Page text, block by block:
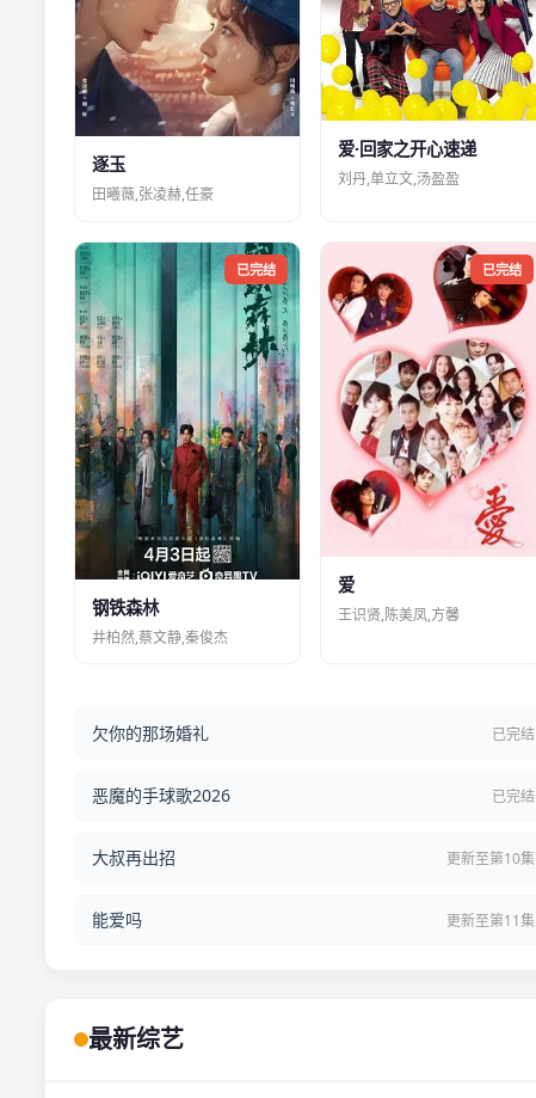
逐玉
田曦薇,张凌赫,任豪
爱·回家之开心速递
刘丹,单立文,汤盈盈
已完结
钢铁森林
井柏然,蔡文静,秦俊杰
已完结
爱
王识贤,陈美凤,方馨
欠你的那场婚礼 已完结
恶魔的手球歌2026 已完结
大叔再出招 更新至第10集
能爱吗 更新至第11集
最新综艺